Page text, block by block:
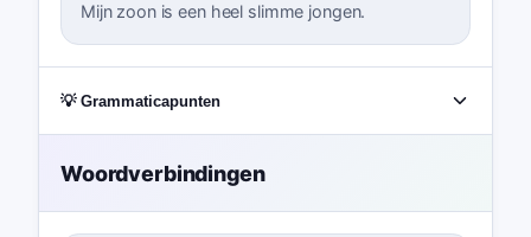
Mijn zoon is een heel slimme jongen.
💡 Grammaticapunten
Woordverbindingen